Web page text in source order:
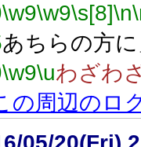
\w9\w9\s[8]\n
あちらの方
\w9\uわざわ
の周辺のロ